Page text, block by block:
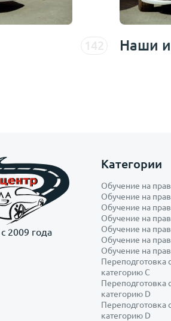
142 Наши
2009 года
Категории
Обучение на
Обучение на
Обучение на
Обучение на
Обучение на
Обучение на
Обучение на
Переподготовка
категорию С
Переподготовка
категорию D
Переподготовка
категорию D